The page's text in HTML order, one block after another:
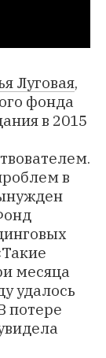
Луговая,
фонда
в 2015
в
месяца
удалось
потере